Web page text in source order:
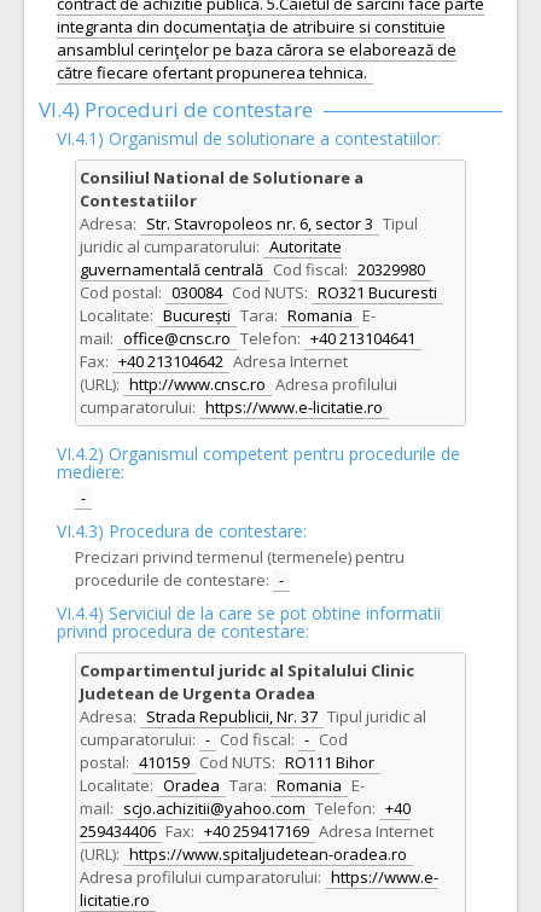
integranta din documentaţia de atribuire si constituie
ansamblul cerinţelor pe baza cărora se elaborează de
către fiecare ofertant propunerea tehnica.
VI.4) Proceduri de contestare
VI.4.1) Organismul de solutionare a contestatiilor:
Consiliul National de Solutionare a
Contestatiilor
Adresa: Str. Stavropoleos nr. 6, sector 3 Tipul
juridic al cumparatorului: Autoritate
guvernamentală centrală Cod fiscal: 20329980
Cod postal: 030084 Cod NUTS: RO321 Bucuresti
Localitate: București Tara: Romania E-
mail: office@cnsc.ro Telefon: +40 213104641
Fax: +40 213104642 Adresa Internet
(URL): http://www.cnsc.ro Adresa profilului
cumparatorului: https://www.e-licitatie.ro
VI.4.2) Organismul competent pentru procedurile de
mediere:
-
VI.4.3) Procedura de contestare:
Precizari privind termenul (termenele) pentru
procedurile de contestare: -
VI.4.4) Serviciul de la care se pot obtine informatii
privind procedura de contestare:
Compartimentul juridc al Spitalului Clinic
Judetean de Urgenta Oradea
Adresa: Strada Republicii, Nr. 37 Tipul juridic al
cumparatorului: - Cod fiscal: - Cod
postal: 410159 Cod NUTS: RO111 Bihor
Localitate: Oradea Tara: Romania E-
mail: scjo.achizitii@yahoo.com Telefon: +40
259434406 Fax: +40 259417169 Adresa Internet
(URL): https://www.spitaljudetean-oradea.ro
Adresa profilului cumparatorului: https://www.e-
licitatie.ro